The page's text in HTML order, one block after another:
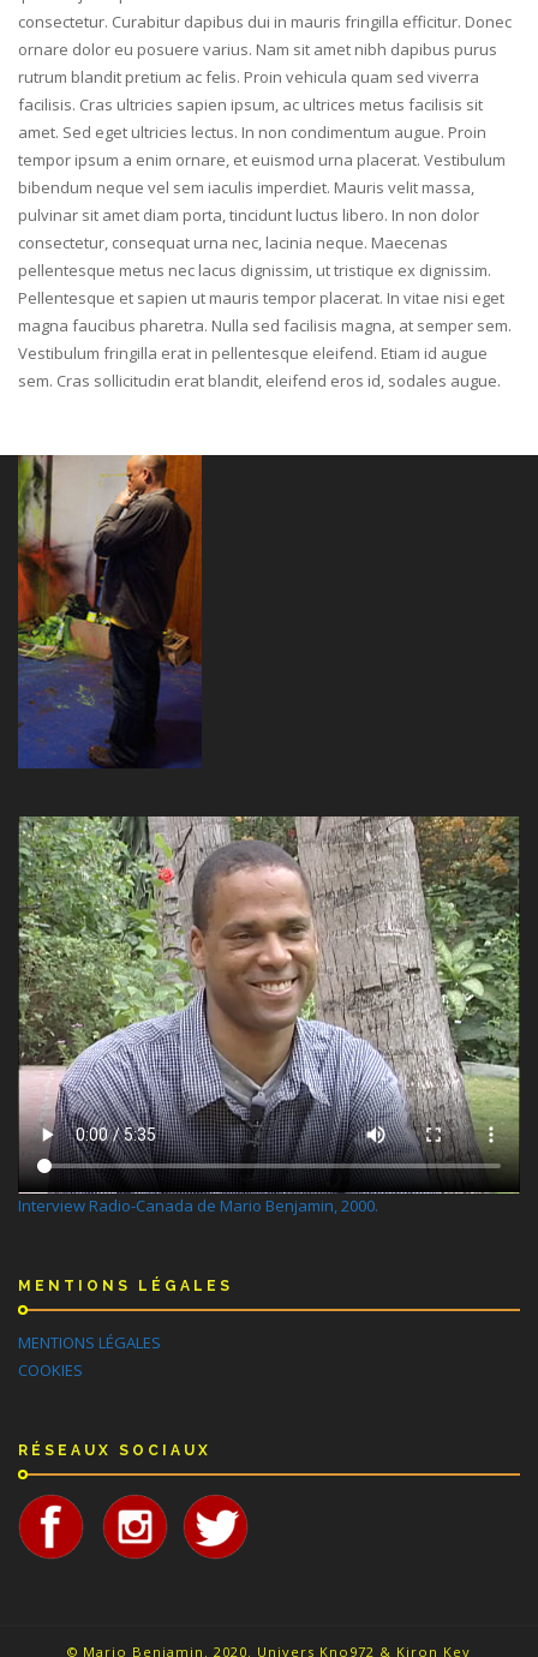
consectetur. Curabitur dapibus dui in mauris fringilla efficitur. Donec
ornare dolor eu posuere varius. Nam sit amet nibh dapibus purus
rutrum blandit pretium ac felis. Proin vehicula quam sed viverra
facilisis. Cras ultricies sapien ipsum, ac ultrices metus facilisis sit
amet. Sed eget ultricies lectus. In non condimentum augue. Proin
tempor ipsum a enim ornare, et euismod urna placerat. Vestibulum
bibendum neque vel sem iaculis imperdiet. Mauris velit massa,
pulvinar sit amet diam porta, tincidunt luctus libero. In non dolor
consectetur, consequat urna nec, lacinia neque. Maecenas
pellentesque metus nec lacus dignissim, ut tristique ex dignissim.
Pellentesque et sapien ut mauris tempor placerat. In vitae nisi eget
magna faucibus pharetra. Nulla sed facilisis magna, at semper sem.
Vestibulum fringilla erat in pellentesque eleifend. Etiam id augue
sem. Cras sollicitudin erat blandit, eleifend eros id, sodales augue.
Interview Radio-Canada de Mario Benjamin, 2000.
MENTIONS LÉGALES
MENTIONS LÉGALES
COOKIES
RÉSEAUX SOCIAUX
© Mario Benjamin. 2020. Univers Kno972 & Kiron Key